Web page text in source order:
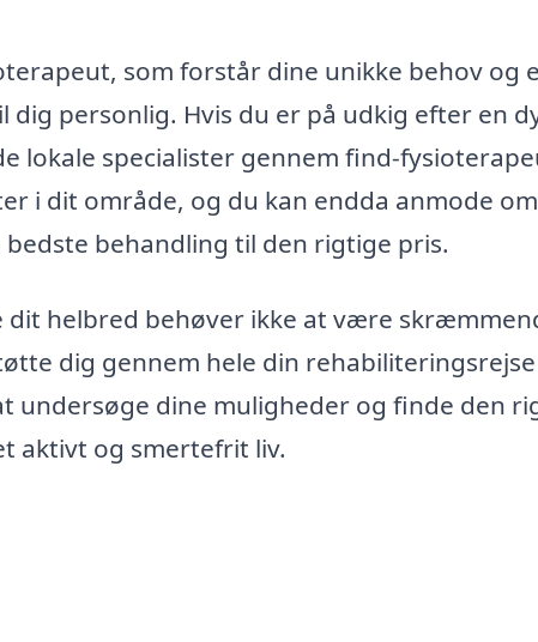
som forstår dine unikke behov og
personlig. Hvis du er på udkig efter en
lokale specialister gennem find-
i dit område, og du kan endda anmode
behandling til den rigtige pris.
helbred behøver ikke at være
dig gennem hele din
undersøge dine muligheder og finde den
aktivt og smertefrit liv.